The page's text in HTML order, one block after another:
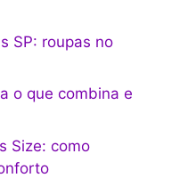
SP: roupas no
o que combina e
Size: como